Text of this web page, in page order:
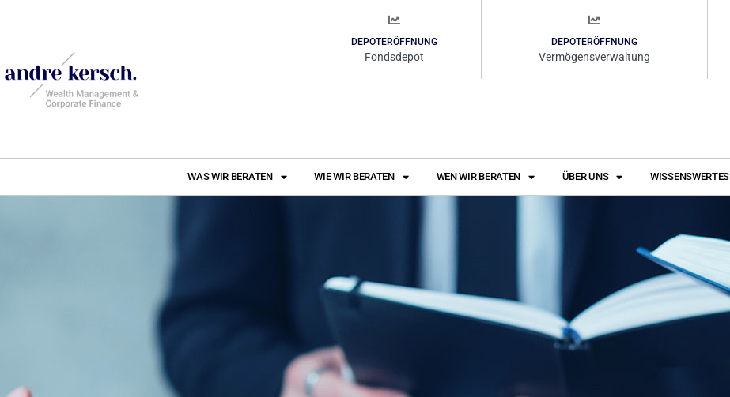
DEPOTERÖFFNUNG
Fondsdepot
DEPOTERÖFFNUNG
Vermögensverwaltung
WAS WIR BERATEN WIE WIR BERATEN WEN WIR BERATEN ÜBER UNS WISSENSWERTES